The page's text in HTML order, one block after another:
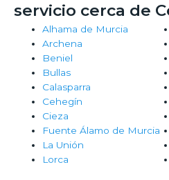
servicio cerca de
Alhama de Murcia
Archena
Beniel
Bullas
Calasparra
Cehegín
Cieza
Fuente Álamo de Murcia
La Unión
Lorca